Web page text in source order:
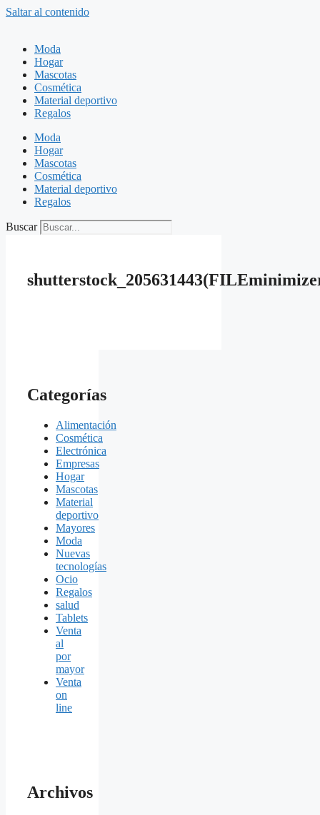
Saltar al contenido
Moda
Hogar
Mascotas
Cosmética
Material deportivo
Regalos
Moda
Hogar
Mascotas
Cosmética
Material deportivo
Regalos
Buscar
Categorías
Alimentación
Cosmética
Electrónica
Empresas
Hogar
Mascotas
Material
deportivo
Mayores
Moda
Nuevas
tecnologías
Ocio
Regalos
salud
Tablets
Venta
al
por
mayor
Venta
on
line
Archivos